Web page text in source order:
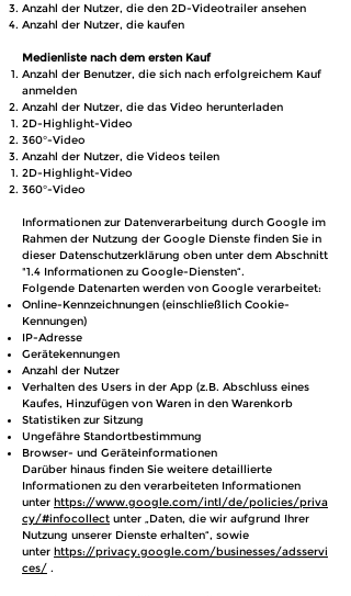
Anzahl der Nutzer, die den 2D-Videotrailer ansehen
Anzahl der Nutzer, die kaufen
Medienliste nach dem ersten Kauf
Anzahl der Benutzer, die sich nach erfolgreichem Kauf
anmelden
Anzahl der Nutzer, die das Video herunterladen
2D-Highlight-Video
360°-Video
Anzahl der Nutzer, die Videos teilen
2D-Highlight-Video
360°-Video
Informationen zur Datenverarbeitung durch Google im
Rahmen der Nutzung der Google Dienste finden Sie in
dieser Datenschutzerklärung oben unter dem Abschnitt
"1.4 Informationen zu Google-Diensten“.
Folgende Datenarten werden von Google verarbeitet:
Online-Kennzeichnungen (einschließlich Cookie-
Kennungen)
IP-Adresse
Gerätekennungen
Anzahl der Nutzer
Verhalten des Users in der App (z.B. Abschluss eines
Kaufes, Hinzufügen von Waren in den Warenkorb
Statistiken zur Sitzung
Ungefähre Standortbestimmung
Browser- und Geräteinformationen
Darüber hinaus finden Sie weitere detaillierte
Informationen zu den verarbeiteten Informationen
unter https://www.google.com/intl/de/policies/priva
cy/#infocollect unter „Daten, die wir aufgrund Ihrer
Nutzung unserer Dienste erhalten“, sowie
unter https://privacy.google.com/businesses/adsservi
ces/ .